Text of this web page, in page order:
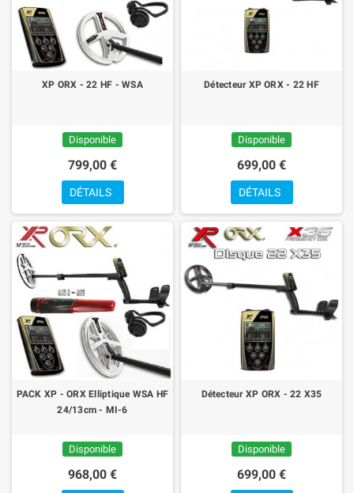
XP ORX - 22 HF - WSA
Disponible
799,00 €
DÉTAILS
Détecteur XP ORX - 22 HF
Disponible
699,00 €
DÉTAILS
PACK XP - ORX Elliptique WSA HF
24/13cm - MI-6
Disponible
968,00 €
Détecteur XP ORX - 22 X35
Disponible
699,00 €